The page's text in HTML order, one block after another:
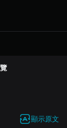
顯示原文